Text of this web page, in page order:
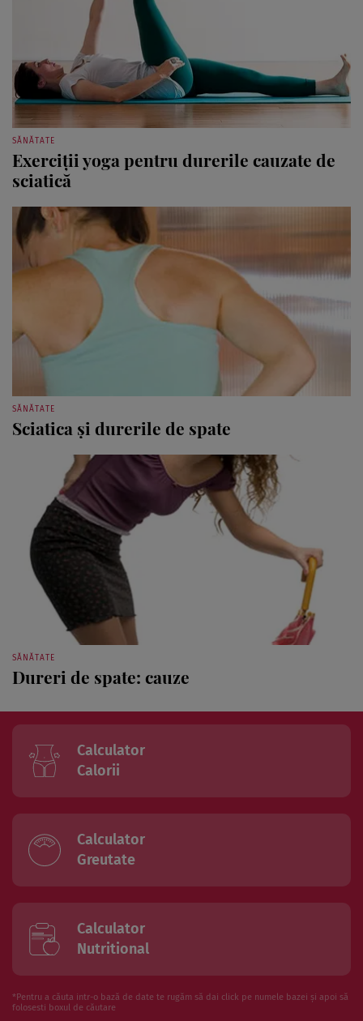
SĂNĂTATE
Exerciţii yoga pentru durerile cauzate de
sciatică
SĂNĂTATE
Sciatica şi durerile de spate
SĂNĂTATE
Dureri de spate: cauze
Calculator
Calorii
Calculator
Greutate
Calculator
Nutritional
*Pentru a căuta intr-o bază de date te rugăm să dai click pe numele bazei și apoi să
folosesti boxul de căutare